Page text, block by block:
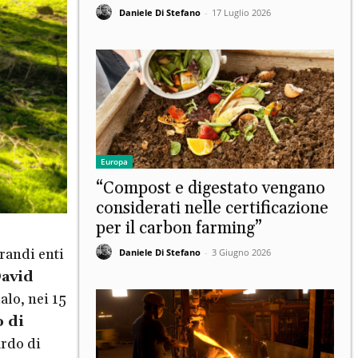
enti
nei 15
di
di
Daniele Di Stefano - 17 Luglio 2026
Europa
“Compost e digestato vengano
considerati nelle certificazione
per il carbon farming”
Daniele Di Stefano - 3 Giugno 2026